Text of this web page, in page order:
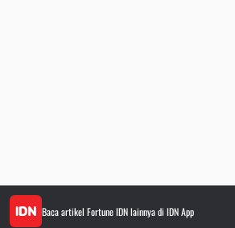
Baca artikel Fortune IDNlainnya di IDN App